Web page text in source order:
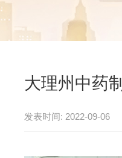
大理州中药
发表时间: 2022-09-06